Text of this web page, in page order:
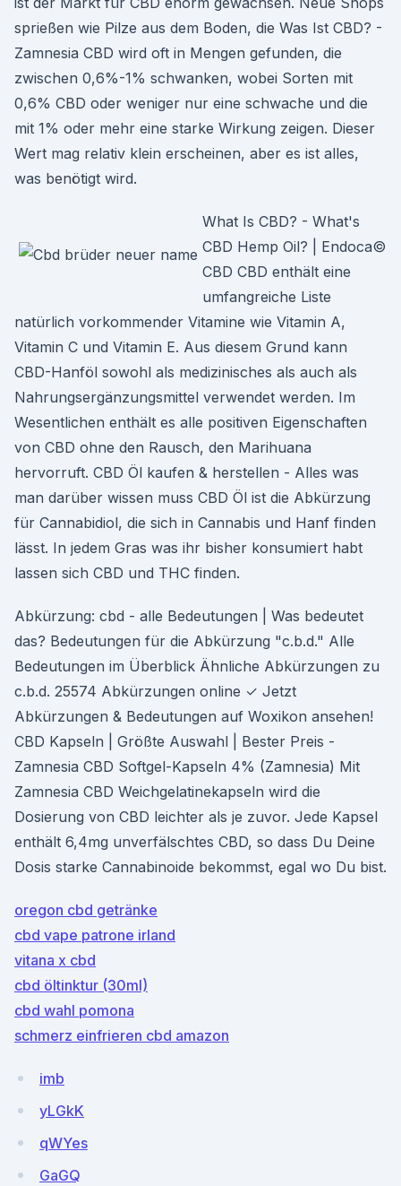
sprießen wie Pilze aus dem Boden, die Was Ist CBD? -
Zamnesia CBD wird oft in Mengen gefunden, die
zwischen 0,6%-1% schwanken, wobei Sorten mit
0,6% CBD oder weniger nur eine schwache und die
mit 1% oder mehr eine starke Wirkung zeigen. Dieser
Wert mag relativ klein erscheinen, aber es ist alles,
was benötigt wird.
What Is CBD? - What's
CBD Hemp Oil? | Endoca©
CBD CBD enthält eine
umfangreiche Liste
natürlich vorkommender Vitamine wie Vitamin A,
Vitamin C und Vitamin E. Aus diesem Grund kann
CBD-Hanföl sowohl als medizinisches als auch als
Nahrungsergänzungsmittel verwendet werden. Im
Wesentlichen enthält es alle positiven Eigenschaften
von CBD ohne den Rausch, den Marihuana
hervorruft. CBD Öl kaufen & herstellen - Alles was
man darüber wissen muss CBD Öl ist die Abkürzung
für Cannabidiol, die sich in Cannabis und Hanf finden
lässt. In jedem Gras was ihr bisher konsumiert habt
lassen sich CBD und THC finden.
Abkürzung: cbd - alle Bedeutungen | Was bedeutet
das? Bedeutungen für die Abkürzung "c.b.d." Alle
Bedeutungen im Überblick Ähnliche Abkürzungen zu
c.b.d. 25574 Abkürzungen online ✓ Jetzt
Abkürzungen & Bedeutungen auf Woxikon ansehen!
CBD Kapseln | Größte Auswahl | Bester Preis -
Zamnesia CBD Softgel-Kapseln 4% (Zamnesia) Mit
Zamnesia CBD Weichgelatinekapseln wird die
Dosierung von CBD leichter als je zuvor. Jede Kapsel
enthält 6,4mg unverfälschtes CBD, so dass Du Deine
Dosis starke Cannabinoide bekommst, egal wo Du bist.
oregon cbd getränke
cbd vape patrone irland
vitana x cbd
cbd öltinktur (30ml)
cbd wahl pomona
schmerz einfrieren cbd amazon
imb
yLGkK
qWYes
GaGQ